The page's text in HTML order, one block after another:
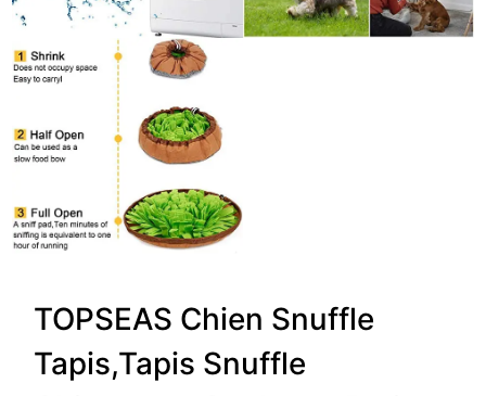
TOPSEAS Chien Snuffle
Tapis,Tapis Snuffle